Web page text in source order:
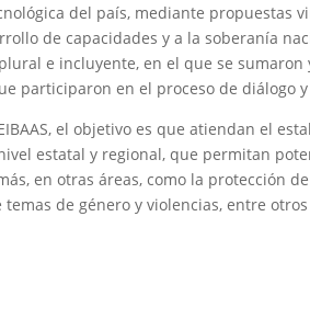
del país, mediante propuestas
de capacidades y a la soberanía
e incluyente, en el que se sumaron
participaron en el proceso de diálogo y
el objetivo es que atiendan el
estatal y regional, que permitan
en otras áreas, como la protección
de género y violencias, entre otros